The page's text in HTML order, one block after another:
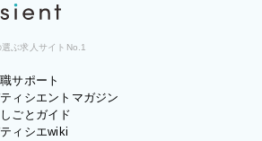
選ぶ求人サイトNo.1
サポート
ィシエントマガジン
ごとガイド
ィシエwiki